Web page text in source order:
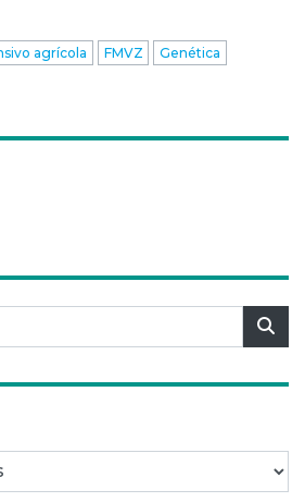
agrícola FMVZ
Genética
no Facebook
no Threads
no WhatsApp
no LinkedIn